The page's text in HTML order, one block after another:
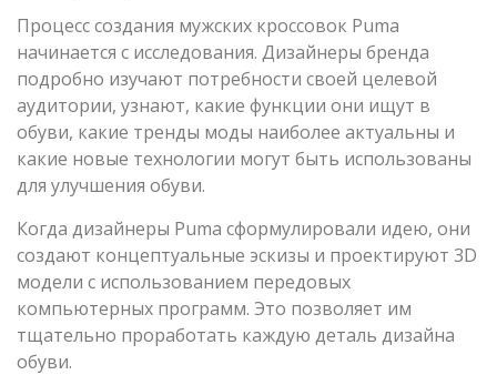
Процесс создания мужских кроссовок Puma
начинается с исследования. Дизайнеры бренда
подробно изучают потребности своей целевой
аудитории, узнают, какие функции они ищут в
обуви, какие тренды моды наиболее актуальны и
какие новые технологии могут быть использованы
для улучшения обуви.
Когда дизайнеры Puma сформулировали идею, они
создают концептуальные эскизы и проектируют 3D
модели с использованием передовых
компьютерных программ. Это позволяет им
тщательно проработать каждую деталь дизайна
обуви.